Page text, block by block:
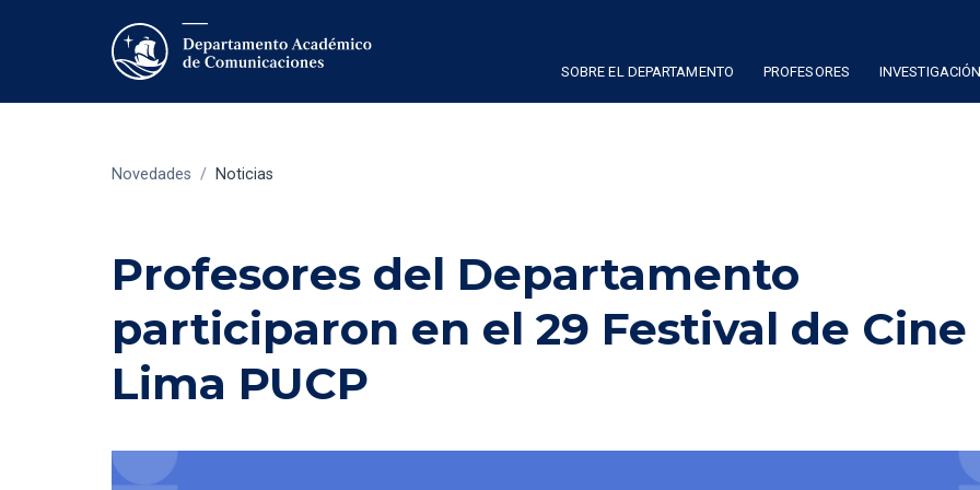
SOBRE EL DEPARTAMENTO PROFESORES INVESTIGACIÓN
Novedades / Noticias
Profesores del Departamento
participaron en el 29 Festival de Cine
Lima PUCP